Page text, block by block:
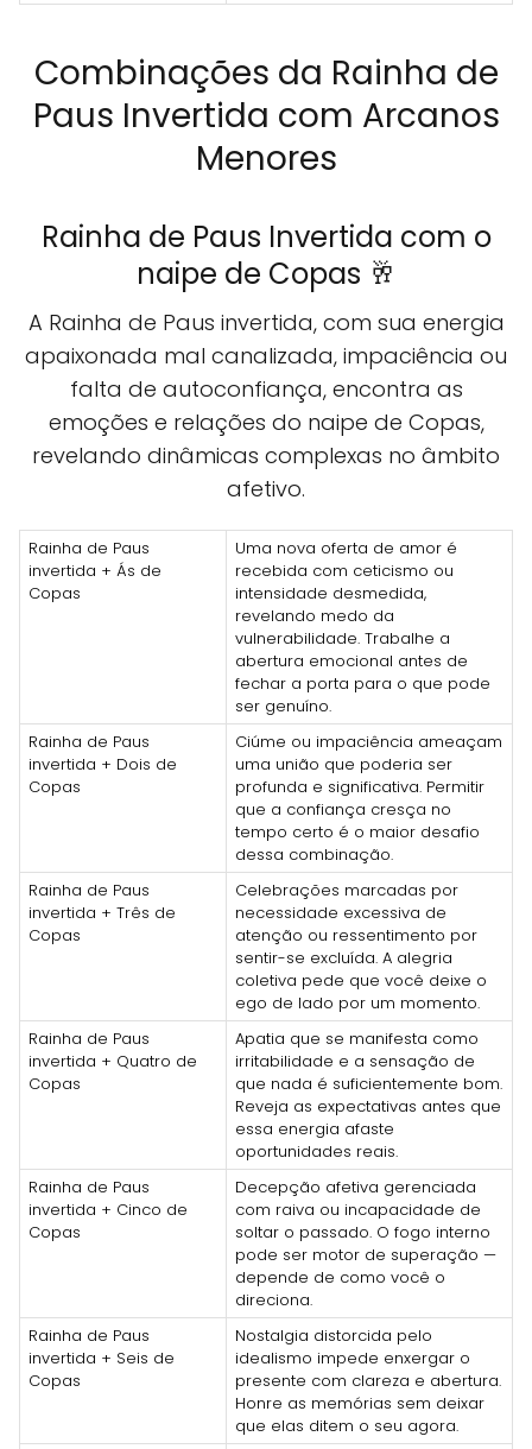
Combinações da Rainha de
Paus Invertida com Arcanos
Menores
Rainha de Paus Invertida com o
naipe de Copas 🥂
A Rainha de Paus invertida, com sua energia
apaixonada mal canalizada, impaciência ou
falta de autoconfiança, encontra as
emoções e relações do naipe de Copas,
revelando dinâmicas complexas no âmbito
afetivo.
Rainha de Paus
invertida + Ás de
Copas
Uma nova oferta de amor é
recebida com ceticismo ou
intensidade desmedida,
revelando medo da
vulnerabilidade. Trabalhe a
abertura emocional antes de
fechar a porta para o que pode
ser genuíno.
Rainha de Paus
invertida + Dois de
Copas
Ciúme ou impaciência ameaçam
uma união que poderia ser
profunda e significativa. Permitir
que a confiança cresça no
tempo certo é o maior desafio
dessa combinação.
Rainha de Paus
invertida + Três de
Copas
Celebrações marcadas por
necessidade excessiva de
atenção ou ressentimento por
sentir-se excluída. A alegria
coletiva pede que você deixe o
ego de lado por um momento.
Rainha de Paus
invertida + Quatro de
Copas
Apatia que se manifesta como
irritabilidade e a sensação de
que nada é suficientemente bom.
Reveja as expectativas antes que
essa energia afaste
oportunidades reais.
Rainha de Paus
invertida + Cinco de
Copas
Decepção afetiva gerenciada
com raiva ou incapacidade de
soltar o passado. O fogo interno
pode ser motor de superação —
depende de como você o
direciona.
Rainha de Paus
invertida + Seis de
Copas
Nostalgia distorcida pelo
idealismo impede enxergar o
presente com clareza e abertura.
Honre as memórias sem deixar
que elas ditem o seu agora.